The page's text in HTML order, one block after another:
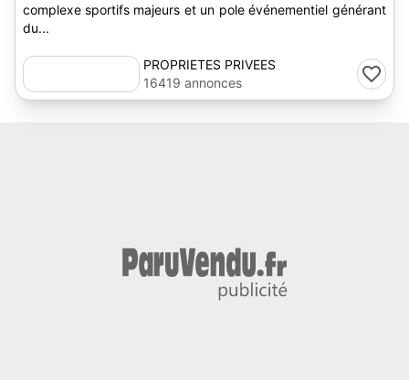
complexe sportifs majeurs et un pole événementiel générant
du...
PROPRIETES PRIVEES
16419 annonces